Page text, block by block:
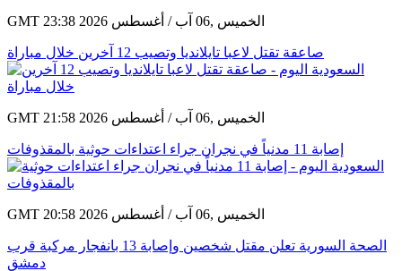
GMT 23:38 2026 الخميس ,06 آب / أغسطس
صاعقة تقتل لاعبا تايلانديا وتصيب 12 آخرين خلال مباراة
GMT 21:58 2026 الخميس ,06 آب / أغسطس
إصابة 11 مدنياً في نجران جراء اعتداءات حوثية بالمقذوفات
GMT 20:58 2026 الخميس ,06 آب / أغسطس
الصحة السورية تعلن مقتل شخصين وإصابة 13 بانفجار مركبة قرب
دمشق